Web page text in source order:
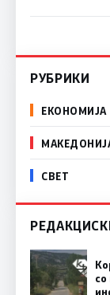
РУБРИКИ
ЕКОНОМИЈА
СВЕТ